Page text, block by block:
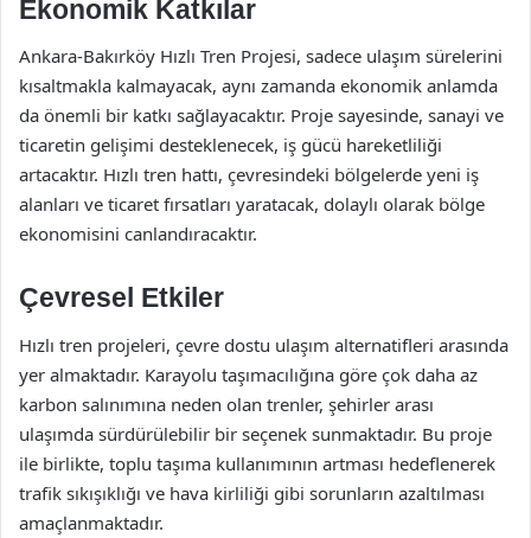
Ekonomik Katkılar
Ankara-Bakırköy Hızlı Tren Projesi, sadece ulaşım sürelerini
kısaltmakla kalmayacak, aynı zamanda ekonomik anlamda
da önemli bir katkı sağlayacaktır. Proje sayesinde, sanayi ve
ticaretin gelişimi desteklenecek, iş gücü hareketliliği
artacaktır. Hızlı tren hattı, çevresindeki bölgelerde yeni iş
alanları ve ticaret fırsatları yaratacak, dolaylı olarak bölge
ekonomisini canlandıracaktır.
Çevresel Etkiler
Hızlı tren projeleri, çevre dostu ulaşım alternatifleri arasında
yer almaktadır. Karayolu taşımacılığına göre çok daha az
karbon salınımına neden olan trenler, şehirler arası
ulaşımda sürdürülebilir bir seçenek sunmaktadır. Bu proje
ile birlikte, toplu taşıma kullanımının artması hedeflenerek
trafik sıkışıklığı ve hava kirliliği gibi sorunların azaltılması
amaçlanmaktadır.